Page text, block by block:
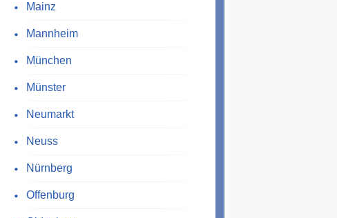
Mainz
Mannheim
München
Münster
Neumarkt
Neuss
Nürnberg
Offenburg